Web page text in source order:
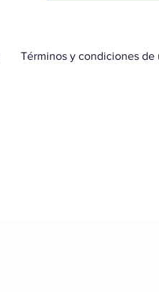
Términos y condiciones de